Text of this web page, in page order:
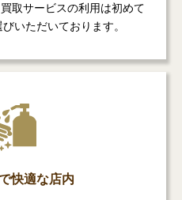
取サービスの利用は初めて
いただいております。
快適な店内